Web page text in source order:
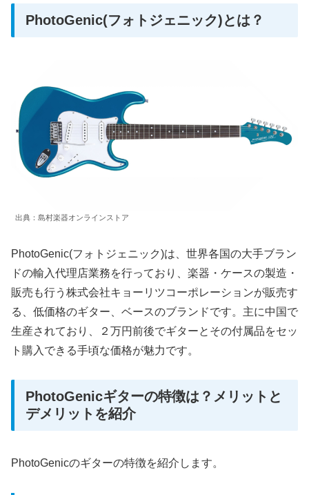
PhotoGenic(フォトジェニック)とは？
出典：島村楽器オンラインストア
PhotoGenic(フォトジェニック)は、世界各国の大手ブラン
ドの輸入代理店業務を行っており、楽器・ケースの製造・
販売も行う株式会社キョーリツコーポレーションが販売す
る、低価格のギター、ベースのブランドです。主に中国で
生産されており、２万円前後でギターとその付属品をセッ
ト購入できる手頃な価格が魅力です。
PhotoGenicギターの特徴は？メリットと
デメリットを紹介
PhotoGenicのギターの特徴を紹介します。